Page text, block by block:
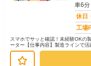
車6分
休日
工場
スマホでサッと確認！未経験OKの
ーター【仕事内容】製造ラインで
浄します。→目視検査：製品にキズ